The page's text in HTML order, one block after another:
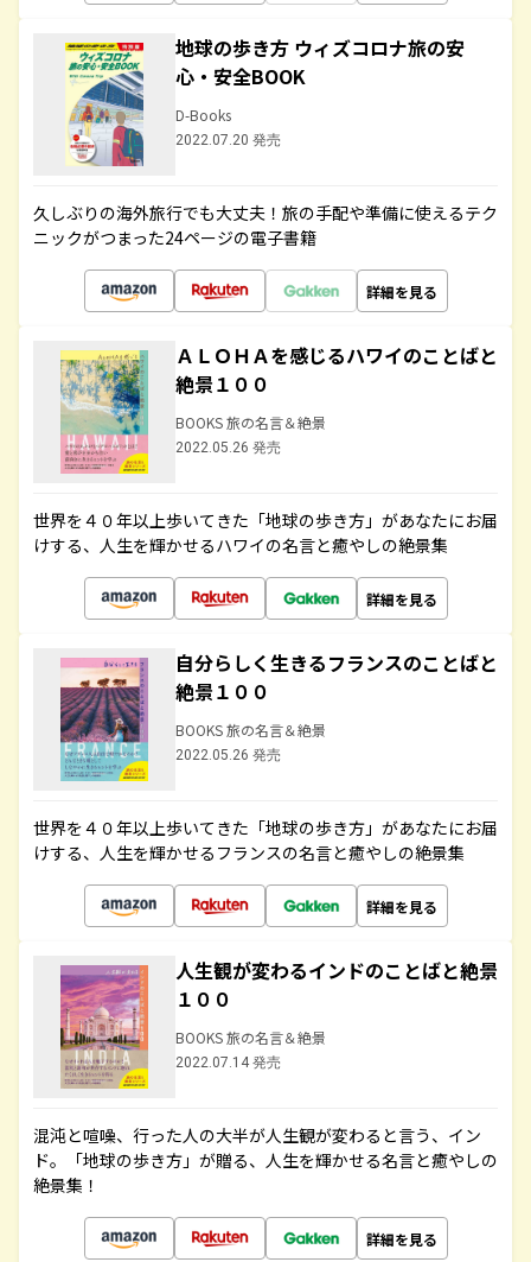
地球の歩き方 ウィズコロナ旅の安
心・安全BOOK
D-Books
2022.07.20 発売
久しぶりの海外旅行でも大丈夫！旅の手配や準備に使えるテク
ニックがつまった24ページの電子書籍
詳細を見る
ＡＬＯＨＡを感じるハワイのことばと
絶景１００
BOOKS 旅の名言＆絶景
2022.05.26 発売
世界を４０年以上歩いてきた「地球の歩き方」があなたにお届
けする、人生を輝かせるハワイの名言と癒やしの絶景集
詳細を見る
自分らしく生きるフランスのことばと
絶景１００
BOOKS 旅の名言＆絶景
2022.05.26 発売
世界を４０年以上歩いてきた「地球の歩き方」があなたにお届
けする、人生を輝かせるフランスの名言と癒やしの絶景集
詳細を見る
人生観が変わるインドのことばと絶景
１００
BOOKS 旅の名言＆絶景
2022.07.14 発売
混沌と喧噪、行った人の大半が人生観が変わると言う、イン
ド。「地球の歩き方」が贈る、人生を輝かせる名言と癒やしの
絶景集！
詳細を見る